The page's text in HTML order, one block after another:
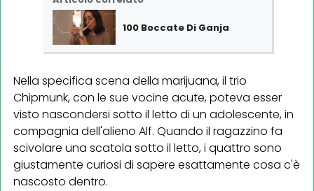
100 Boccate Di Ganja
Nella specifica scena della marijuana, il trio
Chipmunk, con le sue vocine acute, poteva esser
visto nascondersi sotto il letto di un adolescente, in
compagnia dell'alieno Alf. Quando il ragazzino fa
scivolare una scatola sotto il letto, i quattro sono
giustamente curiosi di sapere esattamente cosa c'è
nascosto dentro.